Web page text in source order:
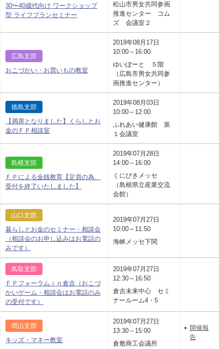
30〜40歳代向け ワークショップ
型 ライフプランセミナー
松山市男女共同参画
推進センター コム
ズ 会議室２
広島支部
おこづかい・お買いもの教室
2019年08月17日
10:00～16:00
ゆいぽーと ５階
（広島市男女共同参
画推進センター）
徳島支部
【満席となりました】くらしとお
金のＦＰ相談室
2019年08月03日
10:00～12:00
ふれあい健康館 第
１会議室
島根支部
ＦＰによる金銭教育【定員の為、
受付を終了いたしました】
2019年07月28日
14:00～16:00
くにびきメッセ
（島根県立産業交流
会館）
山口支部
暮らしとお金のセミナー・相談会
（相談会のお申し込みはお電話の
みです）
2019年07月27日
10:00～11:50
海峡メッセ下関
鳥取支部
ＦＰフォーラムｉｎ倉吉（おこづ
かいゲーム・相談会はお電話のみ
の受付です）
2019年07月27日
12:30～16:50
倉吉未来中心 セミ
ナールーム4・5
岡山支部
キッズ・マネー教室
2019年07月27日
13:30～15:00
倉敷商工会議所
開催報
告